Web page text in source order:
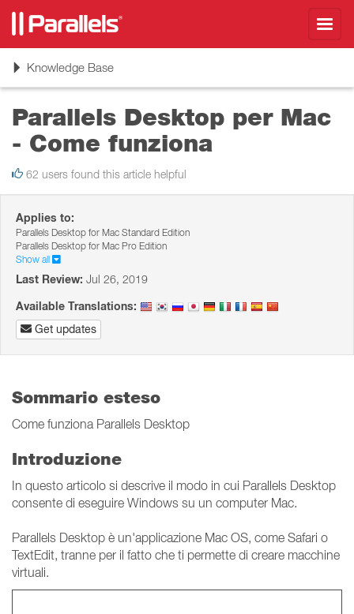
ToggleKnowledge Base
Parallels Desktop per Mac
- Come funziona
62 users found this article helpful
Applies to:
Parallels Desktop for Mac Standard Edition
Parallels Desktop for Mac Pro Edition
Show all
Last Review: Jul 26, 2019
Available Translations:
Get updates
Sommario esteso
Come funziona Parallels Desktop
Introduzione
In questo articolo si descrive il modo in cui Parallels Desktop
consente di eseguire Windows su un computer Mac.
Parallels Desktop è un'applicazione Mac OS, come Safari o
TextEdit, tranne per il fatto che ti permette di creare macchine
virtuali.